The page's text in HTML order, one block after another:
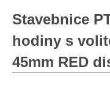
Stavebnice
hodiny s
45mm RED